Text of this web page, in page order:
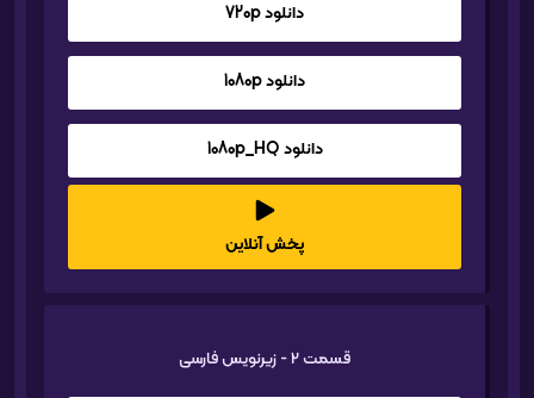
دانلود 720p
دانلود 1080p
دانلود 1080p_HQ
پخش آنلاین
قسمت 2 - زیرنویس فارسی